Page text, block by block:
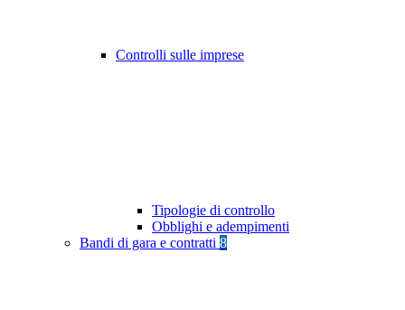
Controlli sulle imprese
Tipologie di controllo
Obblighi e adempimenti
Bandi di gara e contratti 8